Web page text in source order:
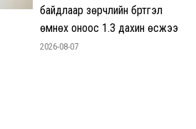
байдлаар зөрчлийн бүртгэл
өмнөх оноос 1.3 дахин өсжээ
2026-08-07